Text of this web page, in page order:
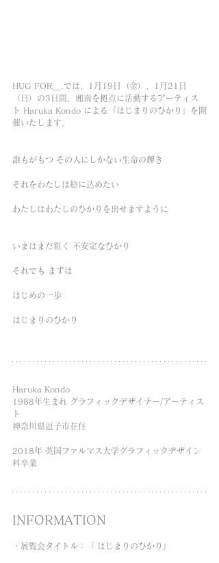
HUG FOR＿.では、1月19日（金）、1月21日
（日）の3日間、湘南を拠点に活動するアーティス
ト Haruka Kondo による「はじまりのひかり」を開
催いたします。
誰もがもつ その人にしかない生命の輝き
それをわたしは絵に込めたい
わたしはわたしのひかりを出せますように
いまはまだ粗く 不安定なひかり
それでも まずは
はじめの一歩
はじまりのひかり
Haruka Kondo
1988年生まれ グラフィックデザイナー/アーティス
ト
神奈川県逗子市在住
2018年 英国ファルマス大学グラフィックデザイン
科卒業
INFORMATION
・展覧会タイトル：「 はじまりのひかり」